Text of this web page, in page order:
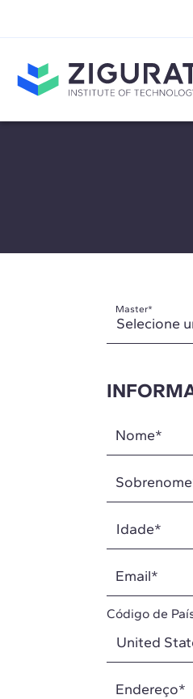
Master*
Nome*
Sobrenome
Email*
Código de
Endereço*